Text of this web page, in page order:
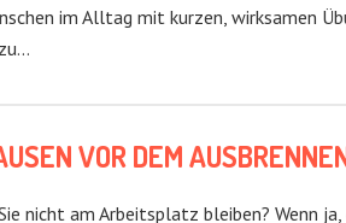
im Alltag mit kurzen, wirksamen
VOR DEM
nicht am Arbeitsplatz bleiben? Wenn ja,